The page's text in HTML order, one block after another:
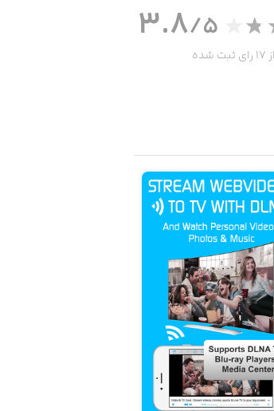
3.8/5
از 17 رای ثبت شده